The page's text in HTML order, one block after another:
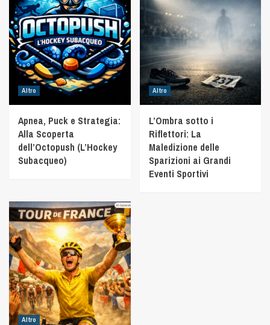
Altro
Apnea, Puck e Strategia:
Alla Scoperta
dell’Octopush (L’Hockey
Subacqueo)
Altro
L’Ombra sotto i
Riflettori: La
Maledizione delle
Sparizioni ai Grandi
Eventi Sportivi
Altro